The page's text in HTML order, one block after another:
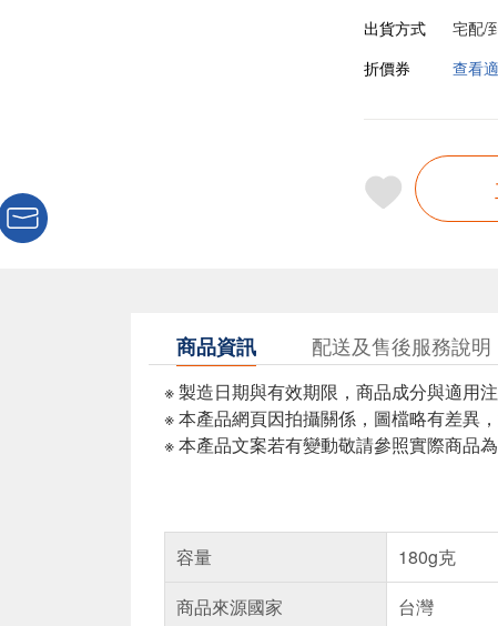
出貨方式
宅配/
折價券
查看
商品資訊 配送及售後服務說明
※ 製造日期與有效期限，商品成分與適用
※ 本產品網頁因拍攝關係，圖檔略有差異
※ 本產品文案若有變動敬請參照實際商品
容量
180g克
商品來源國家
台灣